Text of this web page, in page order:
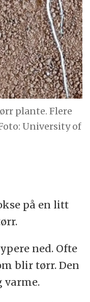
plante. Flere
University of
på en litt
ned. Ofte
blir tørr. Den
varme.